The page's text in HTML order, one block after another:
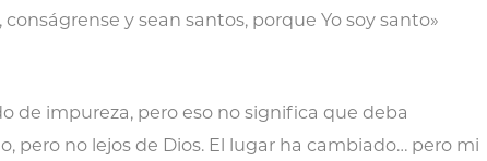
conságrense y sean santos, porque Yo soy santo»
de impureza, pero eso no significa que deba
pero no lejos de Dios. El lugar ha cambiado… pero mi